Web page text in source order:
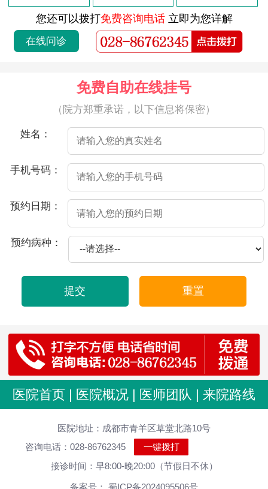
对于有些男性朋友来说，年龄虽然不算小，但却突然出现了阳痿的情况，这对这些人来说一定是非常不舒服的。那么，针对这种情况，应该如何应对呢？ 2026-08-02
如题所问，35岁男性出现不晨勃是否正常呢？其实，晨勃是指男性早上醒来时会自然而然出现的勃起现象。这种现象是一种自发性的、无意识的反射性勃起，一般是由身体内的荷尔蒙分泌及神经反射机制所调节的。那么，35岁男性不晨勃是否正常呢？ 2026-08-02
33岁阳痿早泄是一种常见的男性性功能障碍，也是许多男性朋友经常遇到的问题之一。对于大多数男性来说，性功能障碍可能会对其自信心和身心健康产生负面影响。因此，了解如何处理这些问题对于他们来说非常重要。 2026-08-02
近年来，许多男性出现了阳痿的问题，这已经不再是老年人的问题，很多年轻人也会出现这种情况。而医院将讲述的是一个33岁男人的阳痿故事。
32岁的阳痿，也叫勃起功能障碍，是男性生殖系统常见的问题之一。这种情况很可能会影响到夫妻生活质量，给男性带来心理压力。那么，32岁阳痿怎么办呢？
今年33岁，但是面临着一个让我十分困扰的问题——阳痿。每当和妻子发生关系时，我总是没发勃起。这种情况一直持续了3个月，让我感到非常沮丧和焦虑。 2026-08-02
射精过程中出现疼痛和出血情况，可以称为“射精痛有血”。通常来说，正常情况下射精是微痛无血的，如果出现了这样的症状，需要及时去医院进行检查。下面是射精痛有血的可能原因及治疗方法。
射精痛是一种男性生殖系统疾病，通常发生在射精时出现疼痛或不适感。这种疼痛可能会在射精前、射精时或射精后持续几秒钟甚至几分钟。 2026-07-22
射精疼痛是指男性在射精的过程中感到疼痛，这种情况有可能是生理机能异常所导致，也可能是由于其他因素引起的，下面来介绍一下： 2026-07-22
射精痛是指男性在性行为或撸管时出现疼痛或不适感，通常是在射精阶段出现的。射精痛可能是由多种原因引起的，例如以下原因： 2026-07-22
对于男性来说，射精是非常正常的生理现象，但有时会出现射精痛的情况，甚至持续时间过久，给身体健康带来影响。那么，射精痛过多要怎么办呢？ 2026-07-22
射精痛是指男性在射精时出现疼痛或不适的症状。在一定程度上会影响到房事的质量，对身体和心理都会造成较大的影响。那么射精痛是怎么了？ 2026-07-22
射精痛是指男性在性行为或撸管过程中射精时出现的疼痛感。造成射精痛的原因多种多样，包括生殖部位炎症、房事过度、前列腺增生等因素。 2026-07-22
龟头发痒是怎么了？ 2026-04-23
滴虫性龟头包皮炎症状有哪些 龟头炎怎么治
包皮龟头炎的危害有哪些？
您还可以拨打免费咨询电话立即为您详解
在线问诊
免费自助在线挂号
（院方郑重承诺，以下信息将保密）
姓名：
手机号码：
预约日期：
预约病种：
提交 重置
医院首页 | 医院概况 | 医师团队 | 来院路线
医院地址：成都市青羊区草堂北路10号
咨询电话：028-86762345
一键拨打
接诊时间：早8:00-晚20:00（节假日不休）